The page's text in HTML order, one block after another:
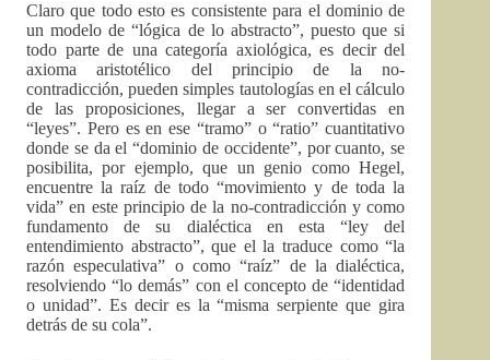
Claro que todo esto es consistente para el dominio de
un modelo de “lógica de lo abstracto”, puesto que si
todo parte de una categoría axiológica, es decir del
axioma aristotélico del principio de la no-
contradicción, pueden simples tautologías en el cálculo
de las proposiciones, llegar a ser convertidas en
“leyes”. Pero es en ese “tramo” o “ratio” cuantitativo
donde se da el “dominio de occidente”, por cuanto, se
posibilita, por ejemplo, que un genio como Hegel,
encuentre la raíz de todo “movimiento y de toda la
vida” en este principio de la no-contradicción y como
fundamento de su dialéctica en esta “ley del
entendimiento abstracto”, que el la traduce como “la
razón especulativa” o como “raíz” de la dialéctica,
resolviendo “lo demás” con el concepto de “identidad
o unidad”. Es decir es la “misma serpiente que gira
detrás de su cola”.